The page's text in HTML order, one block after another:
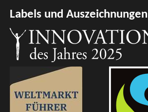
Labels und Auszeichnungen